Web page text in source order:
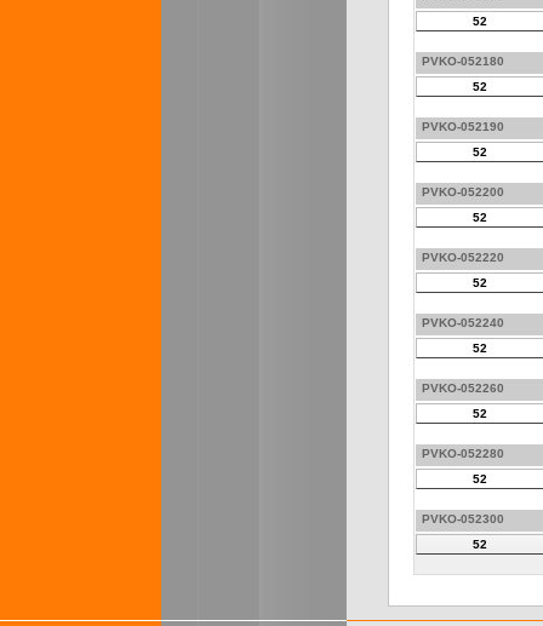
52
PVKO-052180
52
PVKO-052190
52
PVKO-052200
52
PVKO-052220
52
PVKO-052240
52
PVKO-052260
52
PVKO-052280
52
PVKO-052300
52